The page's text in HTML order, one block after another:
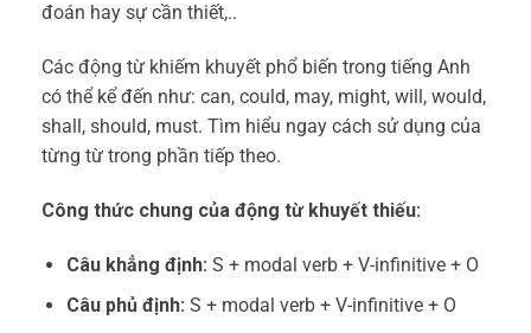
đoán hay sự cần thiết,..
Các động từ khiếm khuyết phổ biến trong tiếng Anh
có thể kể đến như: can, could, may, might, will, would,
shall, should, must. Tìm hiểu ngay cách sử dụng của
từng từ trong phần tiếp theo.
Công thức chung của động từ khuyết thiếu:
Câu khẳng định: S + modal verb + V-infinitive + O
Câu phủ định: S + modal verb + V-infinitive + O